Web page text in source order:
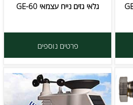
גלאי גזים נייח עצמאי GE-60
פרטים נוספים